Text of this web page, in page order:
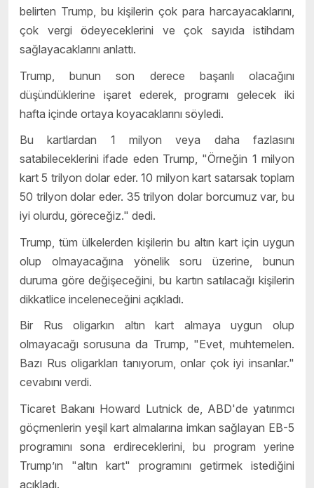
belirten Trump, bu kişilerin çok para harcayacaklarını,
çok vergi ödeyeceklerini ve çok sayıda istihdam
sağlayacaklarını anlattı.
Trump, bunun son derece başarılı olacağını
düşündüklerine işaret ederek, programı gelecek iki
hafta içinde ortaya koyacaklarını söyledi.
Bu kartlardan 1 milyon veya daha fazlasını
satabileceklerini ifade eden Trump, "Örneğin 1 milyon
kart 5 trilyon dolar eder. 10 milyon kart satarsak toplam
50 trilyon dolar eder. 35 trilyon dolar borcumuz var, bu
iyi olurdu, göreceğiz." dedi.
Trump, tüm ülkelerden kişilerin bu altın kart için uygun
olup olmayacağına yönelik soru üzerine, bunun
duruma göre değişeceğini, bu kartın satılacağı kişilerin
dikkatlice inceleneceğini açıkladı.
Bir Rus oligarkın altın kart almaya uygun olup
olmayacağı sorusuna da Trump, "Evet, muhtemelen.
Bazı Rus oligarkları tanıyorum, onlar çok iyi insanlar."
cevabını verdi.
Ticaret Bakanı Howard Lutnick de, ABD'de yatırımcı
göçmenlerin yeşil kart almalarına imkan sağlayan EB-5
programını sona erdireceklerini, bu program yerine
Trump’ın "altın kart" programını getirmek istediğini
açıkladı.